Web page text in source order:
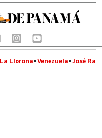
La Llorona Venezuela José